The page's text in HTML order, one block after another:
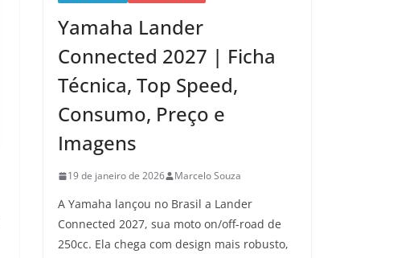
Yamaha Lander
Connected 2027 | Ficha
Técnica, Top Speed,
Consumo, Preço e
Imagens
19 de janeiro de 2026 Marcelo Souza
A Yamaha lançou no Brasil a Lander
Connected 2027, sua moto on/off-road de
250cc. Ela chega com design mais robusto,